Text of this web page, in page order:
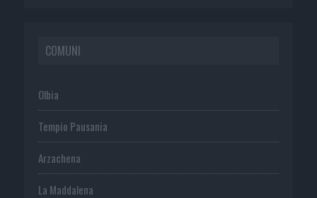
COMUNI
Olbia
Tempio Pausania
Arzachena
La Maddalena